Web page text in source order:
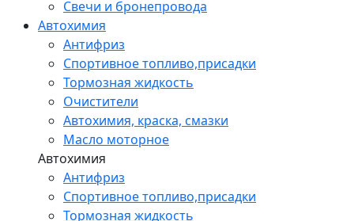
Свечи и бронепровода
Автохимия
Антифриз
Спортивное топливо,присадки
Тормозная жидкость
Очистители
Автохимия, краска, смазки
Масло моторное
Автохимия
Антифриз
Спортивное топливо,присадки
Тормозная жидкость